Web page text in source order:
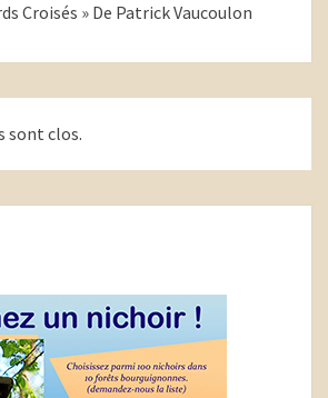
Croisés » De Patrick Vaucoulon
sont clos.